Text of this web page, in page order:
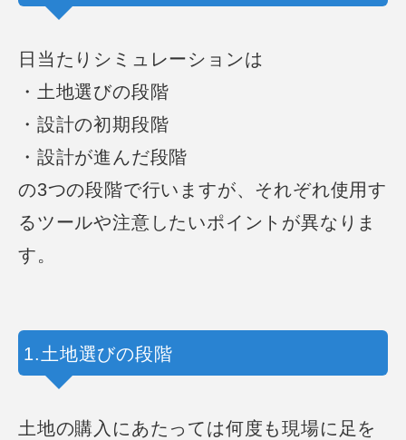
日当たりシミュレーションは
・土地選びの段階
・設計の初期段階
・設計が進んだ段階
の3つの段階で行いますが、それぞれ使用す
るツールや注意したいポイントが異なりま
す。
1.土地選びの段階
土地の購入にあたっては何度も現場に足を